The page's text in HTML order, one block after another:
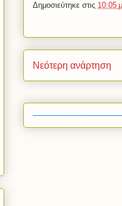
Δημοσιεύτηκε στις 10:05
Νεότερη ανάρτηση